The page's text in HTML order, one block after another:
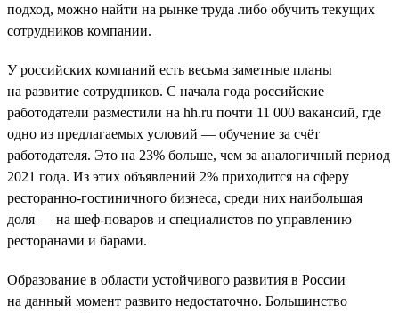
подход, можно найти на рынке труда либо обучить текущих
сотрудников компании.
У российских компаний есть весьма заметные планы
на развитие сотрудников. С начала года российские
работодатели разместили на hh.ru почти 11 000 вакансий, где
одно из предлагаемых условий — обучение за счёт
работодателя. Это на 23% больше, чем за аналогичный период
2021 года. Из этих объявлений 2% приходится на сферу
ресторанно-гостиничного бизнеса, среди них наибольшая
доля — на шеф-поваров и специалистов по управлению
ресторанами и барами.
Образование в области устойчивого развития в России
на данный момент развито недостаточно. Большинство